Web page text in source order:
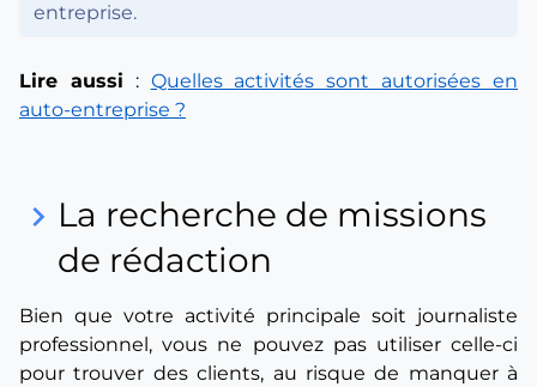
entreprise.
Lire aussi : Quelles activités sont autorisées en
auto-entreprise ?
keyboard_arrow_right La recherche de missions
de rédaction
Bien que votre activité principale soit journaliste
professionnel, vous ne pouvez pas utiliser celle-ci
pour trouver des clients, au risque de manquer à